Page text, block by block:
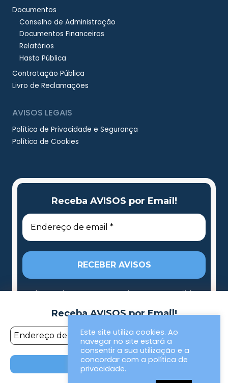
Receba AVISOS por Email!
Documentos
Conselho de Administração
Documentos Financeiros
Relatórios
Hasta Pública
Contratação Pública
Livro de Reclamações
AVISOS LEGAIS
Política de Privacidade e Segurança
Política de Cookies
Receba AVISOS por Email!
Este site utiliza cookies. Ao
navegar no site estará a
consentir a sua utilização e a
concordar com a política de
privacidade.